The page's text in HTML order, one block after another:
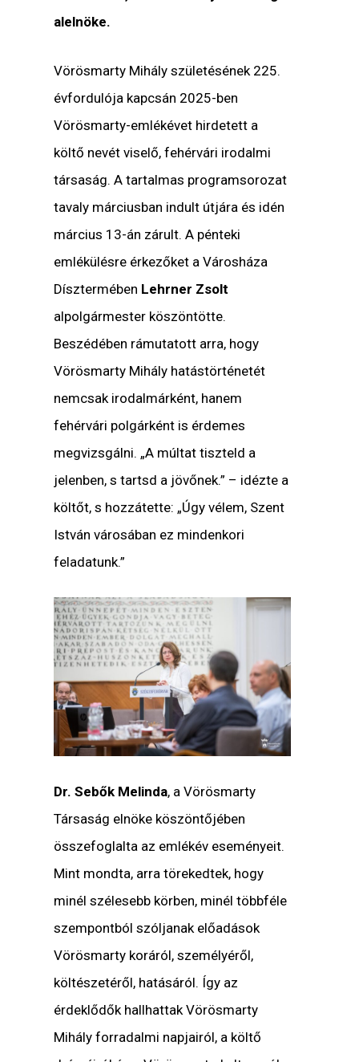
alelnöke.
Vörösmarty Mihály születésének 225.
évfordulója kapcsán 2025-ben
Vörösmarty-emlékévet hirdetett a
költő nevét viselő, fehérvári irodalmi
társaság. A tartalmas programsorozat
tavaly márciusban indult útjára és idén
március 13-án zárult. A pénteki
emlékülésre érkezőket a Városháza
Dísztermében Lehrner Zsolt
alpolgármester köszöntötte.
Beszédében rámutatott arra, hogy
Vörösmarty Mihály hatástörténetét
nemcsak irodalmárként, hanem
fehérvári polgárként is érdemes
megvizsgálni. „A múltat tiszteld a
jelenben, s tartsd a jövőnek.” – idézte a
költőt, s hozzátette: „Úgy vélem, Szent
István városában ez mindenkori
feladatunk.”
Dr. Sebők Melinda, a Vörösmarty
Társaság elnöke köszöntőjében
összefoglalta az emlékév eseményeit.
Mint mondta, arra törekedtek, hogy
minél szélesebb körben, minél többféle
szempontból szóljanak előadások
Vörösmarty koráról, személyéről,
költészetéről, hatásáról. Így az
érdeklődők hallhattak Vörösmarty
Mihály forradalmi napjairól, a költő